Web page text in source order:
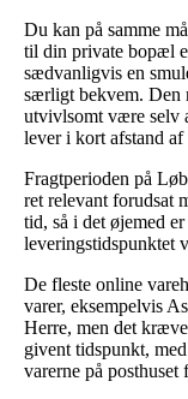
Du kan på samme
til din private bopæl
sædvanligvis en
særligt bekvem. Den
utvivlsomt være selv
lever i kort afstand
Fragtperioden på
ret relevant forudsat
tid, så i det øjemed
leveringstidspunktet
De fleste online
varer, eksempelvis
Herre, men det
givent tidspunkt,
varerne på